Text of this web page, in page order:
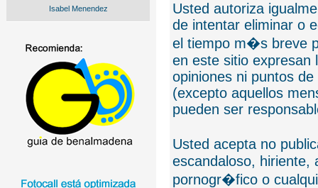
Isabel Menendez
Usted autoriza
de intentar eliminar o
el tiempo m�s breve
en este sitio expresan
opiniones ni puntos
(excepto aquellos
pueden ser
Usted acepta no
escandaloso, hiriente,
pornogr�fico o